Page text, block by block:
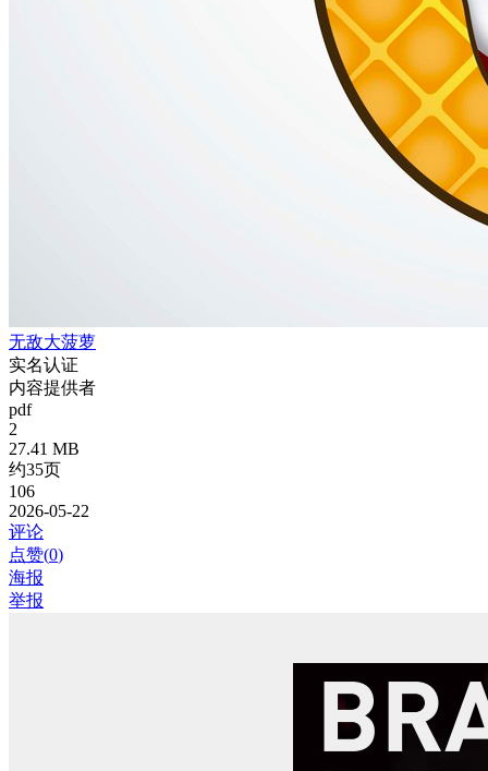
无敌大菠萝
实名认证
内容提供者
pdf
2
27.41 MB
约35页
106
2026-05-22
评论
点赞(0)
海报
举报